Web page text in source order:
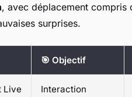
, avec déplacement
surprises.
🎯 Objectif
Live Interaction